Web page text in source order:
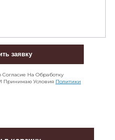
заявку
На Обработку
Принимаю Условия Политики